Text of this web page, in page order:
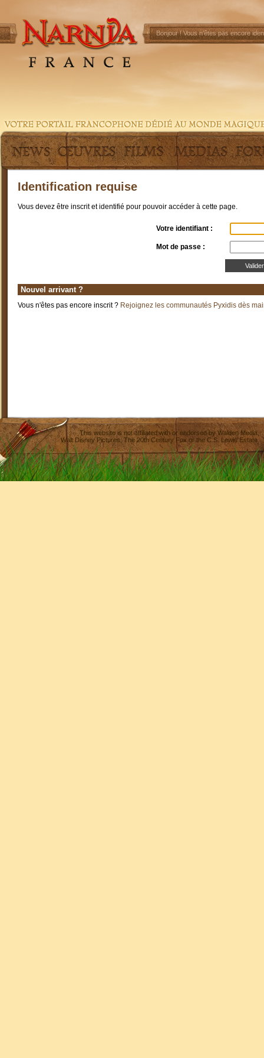
Bonjour !Vous n'êtes pas encore
Identification requise
Vous devez être inscrit et identifié pour pouvoir accéder à cette page.
Votre identifiant :
Mot de passe :
Nouvel arrivant ?
Vous n'êtes pas encore inscrit ? Rejoignez les communautés Pyxidis dès
This website is not affiliated with or endorsed byWalden Media
Walt Disney Pictures,The 20th Century Fox or the C.S. Lewis Estate.